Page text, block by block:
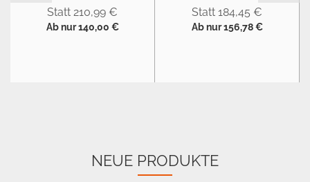
Optiline Elite
Statt 210,99 €
Ab nur 140,00 €
Statt 184,45 €
Ab nur 156,78 €
NEUE PRODUKTE